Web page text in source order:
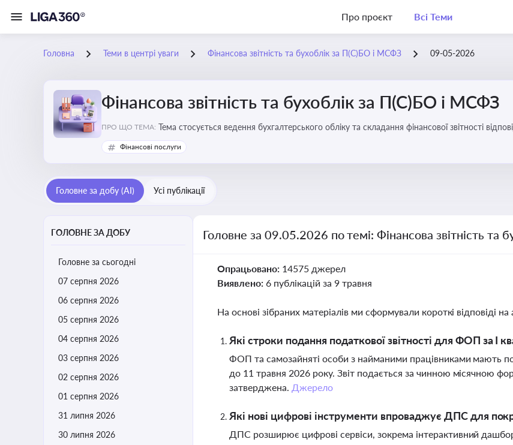
Про проєкт Всі Теми
Головна Теми в центрі уваги Фінансова звітність та бухоблік за П(С)БО і МСФЗ 09-05-2026
Фінансова звітність та бухоблік за П(С)БО і МСФЗ
ПРО ЩО ТЕМА: Тема стосується ведення бухгалтерського обліку та складання фінансової звітності
Фінансові послуги
Головне за добу (AI) Усі публікації
ГОЛОВНЕ ЗА ДОБУ
Головне за сьогодні
07 серпня 2026
06 серпня 2026
05 серпня 2026
04 серпня 2026
03 серпня 2026
02 серпня 2026
01 серпня 2026
31 липня 2026
30 липня 2026
Головне за 09.05.2026 по темі: Фінансова звітність
Опрацьовано: 14575 джерел
Виявлено: 6 публікацій за 9 травня
На основі зібраних матеріалів ми сформували короткі відповіді
Які строки подання податкової звітності для ФОП за І
ФОП та самозайняті особи з найманими працівниками мають
до 11 травня 2026 року. Звіт подається за чинною місячною
затверджена. Джерело
Які нові цифрові інструменти впроваджує ДПС для
ДПС розширює цифрові сервіси, зокрема інтерактивний